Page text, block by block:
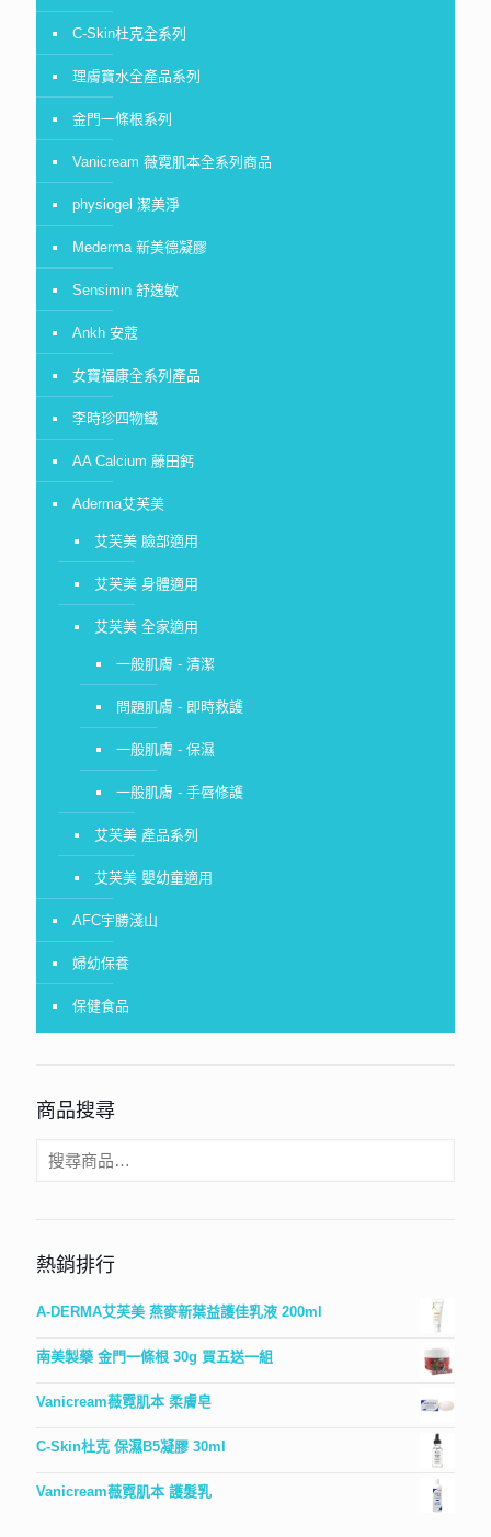
C-Skin杜克全系列
理膚寶水全產品系列
金門一條根系列
Vanicream 薇霓肌本全系列商品
physiogel 潔美淨
Mederma 新美德凝膠
Sensimin 舒逸敏
Ankh 安蔻
女寶福康全系列產品
李時珍四物鐵
AA Calcium 藤田鈣
Aderma艾芙美
艾芙美 臉部適用
艾芙美 身體適用
艾芙美 全家適用
一般肌膚 - 清潔
問題肌膚 - 即時救護
一般肌膚 - 保濕
一般肌膚 - 手唇修護
艾芙美 產品系列
艾芙美 嬰幼童適用
AFC宇勝淺山
婦幼保養
保健食品
商品搜尋
熱銷排行
A-DERMA艾芙美 燕麥新葉益護佳乳液 200ml
南美製藥 金門一條根 30g 買五送一組
Vanicream薇霓肌本 柔膚皂
C-Skin杜克 保濕B5凝膠 30ml
Vanicream薇霓肌本 護髮乳